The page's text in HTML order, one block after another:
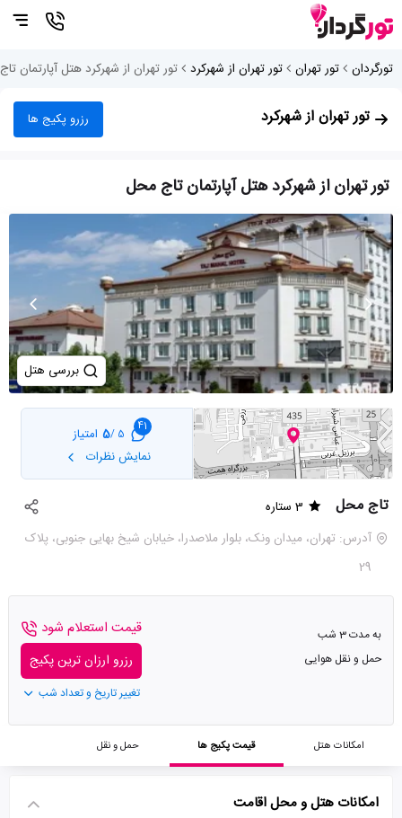
تورگردان تور تهران تور تهران از شهرکرد تور تهران از شهرکرد هتل آپارتمان
تور تهران از شهرکرد رزرو پکیج ها
تور تهران از شهرکرد هتل آپارتمان تاج محل
بررسی هتل
41
5 /
5 امتیاز
نمایش نظرات
تاج محل
3 ستاره
آدرس: تهران، میدان ونک، بلوار ملاصدرا، خیابان شیخ بهایی جنوبی، پلاک
29
به مدت 3 شب
حمل و نقل هوایی
قیمت استعلام شود
رزرو ارزان ترین پکیج
تغییر تاریخ و تعداد شب
امکانات هتل قیمت پکیج ها حمل و نقل
امکانات هتل و محل اقامت